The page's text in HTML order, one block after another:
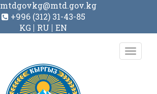
mtdgovkg@mtd.gov.kg
+996 (312) 31-43-85
KG
RU EN
Toggle